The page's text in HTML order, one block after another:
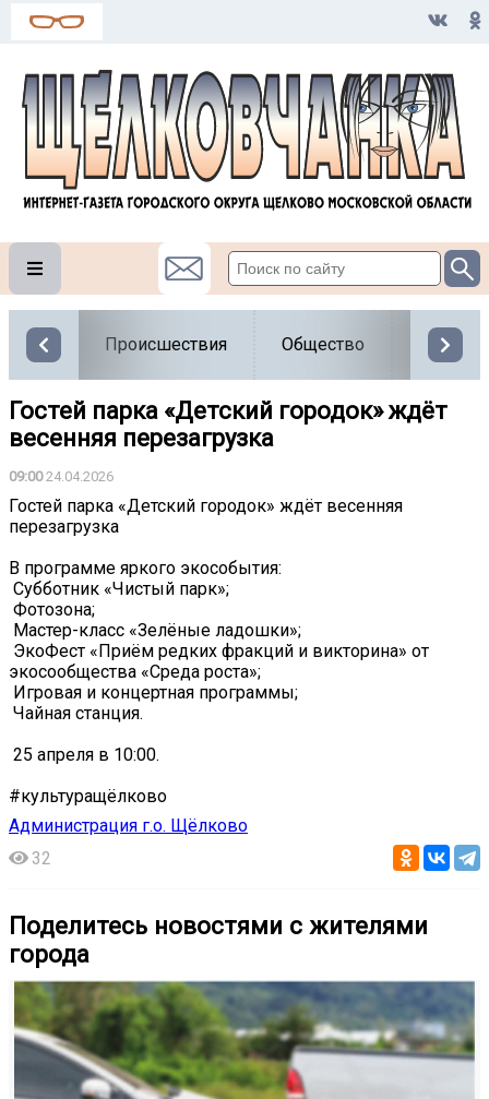
Происшествия Общество Власть
Гостей парка «Детский городок» ждёт
весенняя перезагрузка
09:0024.04.2026
Гостей парка «Детский городок» ждёт весенняя
перезагрузка
В программе яркого экособытия:
️ Субботник «Чистый парк»;
️ Фотозона;
️ Мастер-класс «Зелёные ладошки»;
️ ЭкоФест «Приём редких фракций и викторина» от
экосообщества «Среда роста»;
️ Игровая и концертная программы;
️ Чайная станция.
️ 25 апреля в 10:00.
#культуращёлково
Администрация г.о. Щёлково
32
Поделитесь новостями с жителями
города